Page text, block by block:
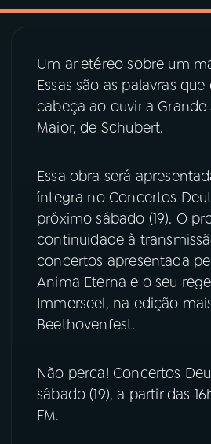
03PROGRAMAÇÃO
04 PROGRAMAS
PODCASTS
06VIDEOCASTS
07ÚLTIMAS
08 PRÊMIO RÁDIO MEC
ACOMPANHE A RÁDIO MEC
Instagram X
Um ar etéreo sobre um
Essas são as palavras
cabeça ao ouvir a
Maior, de Schubert.
Essa obra será
íntegra no Concertos
próximo sábado (19). O
continuidade à
concertos apresentada
Anima Eterna e o seu
Immerseel, na edição
Beethovenfest.
Não perca! Concertos
sábado (19), a partir das
FM.